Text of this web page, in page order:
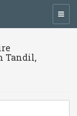
Tandil,